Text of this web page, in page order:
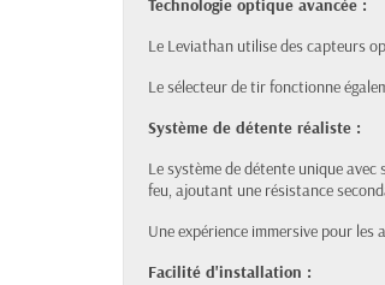
Technologie optique avancée :
Le Leviathan utilise des capteurs
Le sélecteur de tir fonctionne
Système de détente réaliste :
Le système de détente unique
feu, ajoutant une résistance
Une expérience immersive pour
Facilité d'installation :